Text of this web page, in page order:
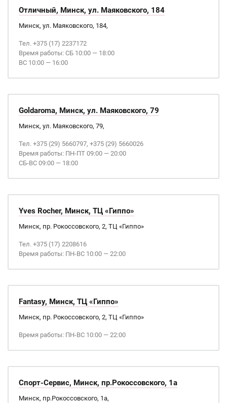
Отличный, Минск, ул. Маяковского, 184
Минск, ул. Маяковского, 184,
Тел. +375 (17) 2237172
Время работы: СБ 10:00 — 18:00
ВС 10:00 — 16:00
Goldaroma, Минск, ул. Маяковского, 79
Минск, ул. Маяковского, 79,
Тел. +375 (29) 5660797, +375 (29) 5660026
Время работы: ПН-ПТ 09:00 — 20:00
СБ-ВС 09:00 — 18:00
Yves Rocher, Минск, ТЦ «Гиппо»
Минск, пр. Рокоссовского, 2, ТЦ «Гиппо»
Тел. +375 (17) 2208616
Время работы: ПН-ВС 10:00 — 22:00
Fantasy, Минск, ТЦ «Гиппо»
Минск, пр. Рокоссовского, 2, ТЦ «Гиппо»
Время работы: ПН-ВС 10:00 — 22:00
Спорт-Сервис, Минск, пр.Рокоссовского, 1а
Минск, пр.Рокоссовского, 1а,